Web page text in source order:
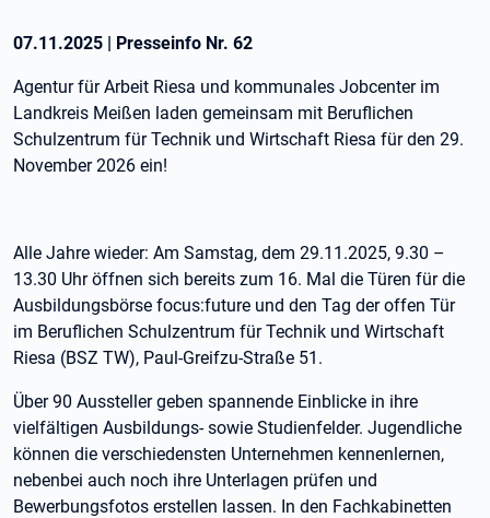
07.11.2025 | Presseinfo Nr. 62
Agentur für Arbeit Riesa und kommunales Jobcenter im
Landkreis Meißen laden gemeinsam mit Beruflichen
Schulzentrum für Technik und Wirtschaft Riesa für den 29.
November 2026 ein!
Alle Jahre wieder: Am Samstag, dem 29.11.2025, 9.30 –
13.30 Uhr öffnen sich bereits zum 16. Mal die Türen für die
Ausbildungsbörse focus:future und den Tag der offen Tür
im Beruflichen Schulzentrum für Technik und Wirtschaft
Riesa (BSZ TW), Paul-Greifzu-Straße 51.
Über 90 Aussteller geben spannende Einblicke in ihre
vielfältigen Ausbildungs- sowie Studienfelder. Jugendliche
können die verschiedensten Unternehmen kennenlernen,
nebenbei auch noch ihre Unterlagen prüfen und
Bewerbungsfotos erstellen lassen. In den Fachkabinetten